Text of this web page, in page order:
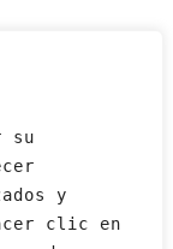
su
y
clic en